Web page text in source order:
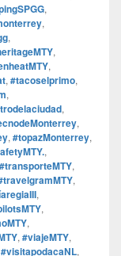
,
,
,
,
,
, #tacoselprimo,
,
,
,
, #topazMonterrey,
,
#transporteMTY,
,
,
,
,
, #viajeMTY,
#visitapodacaNL,